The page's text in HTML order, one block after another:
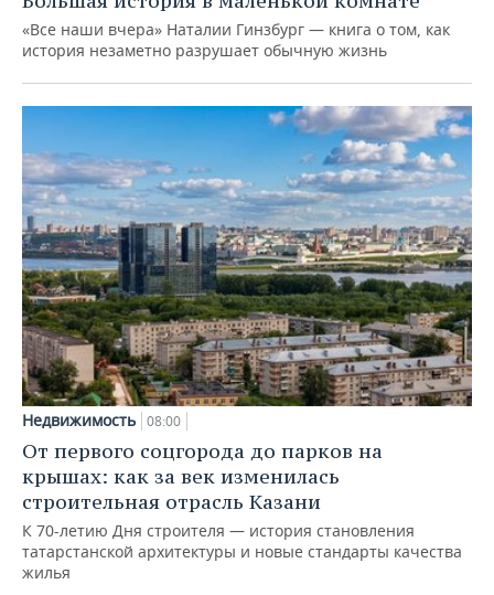
«Все наши вчера» Наталии Гинзбург — книга о том, как
история незаметно разрушает обычную жизнь
Недвижимость 08:00
От первого соцгорода до парков на
крышах: как за век изменилась
строительная отрасль Казани
К 70-летию Дня строителя — история становления
татарстанской архитектуры и новые стандарты качества
жилья